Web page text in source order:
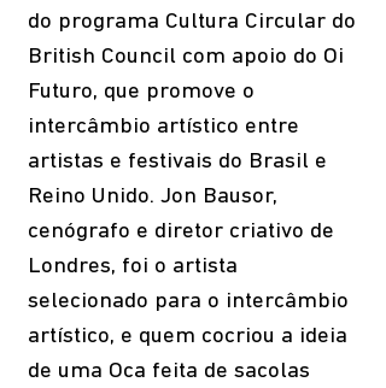
do programa Cultura Circular do
British Council com apoio do Oi
Futuro, que promove o
intercâmbio artístico entre
artistas e festivais do Brasil e
Reino Unido. Jon Bausor,
cenógrafo e diretor criativo de
Londres, foi o artista
selecionado para o intercâmbio
artístico, e quem cocriou a ideia
de uma Oca feita de sacolas